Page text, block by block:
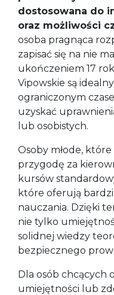
dostosowana do
oraz możliwości
osoba pragnąca
zapisać się na nie
ukończeniem 17
Vipowskie są
ograniczonym
uzyskać
lub osobistych.
Osoby młode,
przygodę za
kursów
które oferują
nauczania. Dzięki
nie tylko
solidnej wiedzy
bezpiecznego
Dla osób chcących
umiejętności lub